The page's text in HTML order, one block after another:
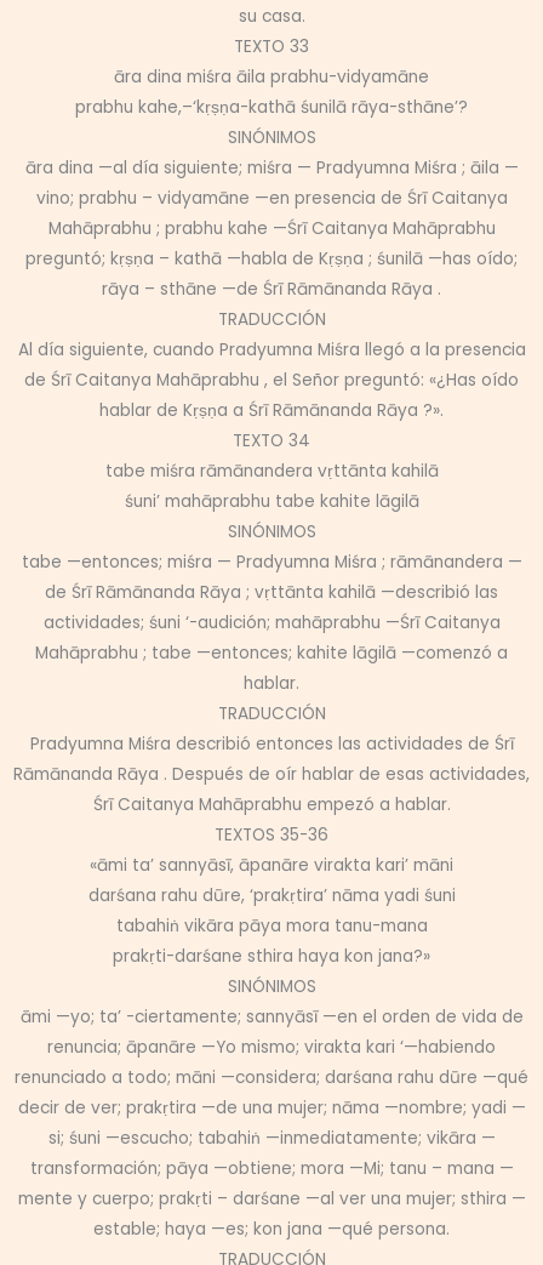
su casa.
TEXTO 33
āra dina miśra āila prabhu-vidyamāne
prabhu kahe,–‘kṛṣṇa-kathā śunilā rāya-sthāne’?
SINÓNIMOS
āra dina —al día siguiente; miśra — Pradyumna Miśra ; āila —
vino; prabhu – vidyamāne —en presencia de Śrī Caitanya
Mahāprabhu ; prabhu kahe —Śrī Caitanya Mahāprabhu
preguntó; kṛṣṇa – kathā —habla de Kṛṣṇa ; śunilā —has oído;
rāya – sthāne —de Śrī Rāmānanda Rāya .
TRADUCCIÓN
Al día siguiente, cuando Pradyumna Miśra llegó a la presencia
de Śrī Caitanya Mahāprabhu , el Señor preguntó: «¿Has oído
hablar de Kṛṣṇa a Śrī Rāmānanda Rāya ?».
TEXTO 34
tabe miśra rāmānandera vṛttānta kahilā
śuni’ mahāprabhu tabe kahite lāgilā
SINÓNIMOS
tabe —entonces; miśra — Pradyumna Miśra ; rāmānandera —
de Śrī Rāmānanda Rāya ; vṛttānta kahilā —describió las
actividades; śuni ‘-audición; mahāprabhu —Śrī Caitanya
Mahāprabhu ; tabe —entonces; kahite lāgilā —comenzó a
hablar.
TRADUCCIÓN
Pradyumna Miśra describió entonces las actividades de Śrī
Rāmānanda Rāya . Después de oír hablar de esas actividades,
Śrī Caitanya Mahāprabhu empezó a hablar.
TEXTOS 35-36
«āmi ta’ sannyāsī, āpanāre virakta kari’ māni
darśana rahu dūre, ‘prakṛtira’ nāma yadi śuni
tabahiṅ vikāra pāya mora tanu-mana
prakṛti-darśane sthira haya kon jana?»
SINÓNIMOS
āmi —yo; ta’ -ciertamente; sannyāsī —en el orden de vida de
renuncia; āpanāre —Yo mismo; virakta kari ‘—habiendo
renunciado a todo; māni —considera; darśana rahu dūre —qué
decir de ver; prakṛtira —de una mujer; nāma —nombre; yadi —
si; śuni —escucho; tabahiṅ —inmediatamente; vikāra —
transformación; pāya —obtiene; mora —Mi; tanu – mana —
mente y cuerpo; prakṛti – darśane —al ver una mujer; sthira —
estable; haya —es; kon jana —qué persona.
TRADUCCIÓN